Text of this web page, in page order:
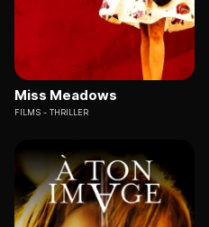
Miss Meadows
FILMS THRILLER